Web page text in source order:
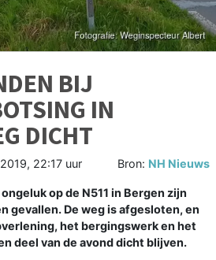
BIJ
IN
DICHT
22:17 uur Bron: NH Nieuws
op de N511 in Bergen zijn
gevallen. De weg is afgesloten, en
het bergingswerk en het
deel van de avond dicht blijven.